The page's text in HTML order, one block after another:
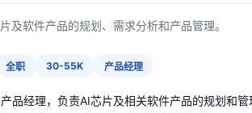
及软件产品的规划、需求分析和产品管理。
全职 30-55K 产品经理
品经理，负责AI芯片及相关软件产品的规划和